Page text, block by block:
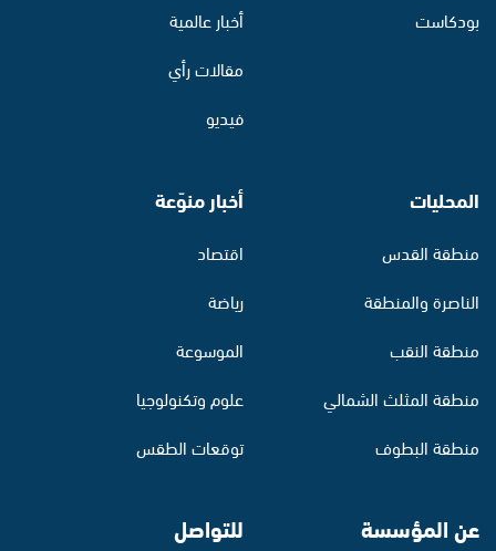
بودكاست
أخبار عالمية
مقالات رأي
فيديو
المحليات
منطقة القدس
الناصرة والمنطقة
منطقة النقب
منطقة المثلث الشمالي
منطقة البطوف
أخبار منوّعة
اقتصاد
رياضة
الموسوعة
علوم وتكنولوجيا
توقعات الطقس
عن المؤسسة للتواصل